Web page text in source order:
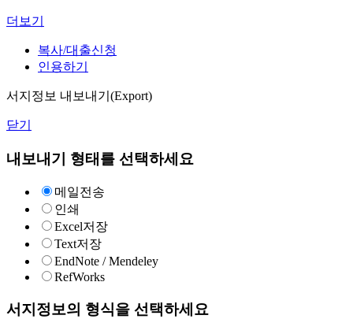
더보기
복사/대출신청
인용하기
서지정보 내보내기(Export)
닫기
내보내기 형태를 선택하세요
메일전송
인쇄
Excel저장
Text저장
EndNote / Mendeley
RefWorks
서지정보의 형식을 선택하세요